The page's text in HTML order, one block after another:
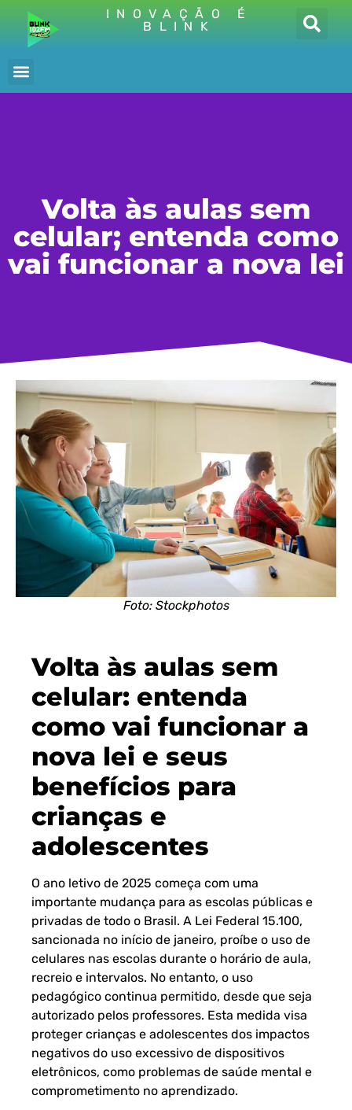
INOVAÇÃO É
BLINK
Volta às aulas sem
celular; entenda como
vai funcionar a nova lei
Foto: Stockphotos
Volta às aulas sem
celular: entenda
como vai funcionar a
nova lei e seus
benefícios para
crianças e
adolescentes
O ano letivo de 2025 começa com uma
importante mudança para as escolas públicas e
privadas de todo o Brasil. A Lei Federal 15.100,
sancionada no início de janeiro, proíbe o uso de
celulares nas escolas durante o horário de aula,
recreio e intervalos. No entanto, o uso
pedagógico continua permitido, desde que seja
autorizado pelos professores. Esta medida visa
proteger crianças e adolescentes dos impactos
negativos do uso excessivo de dispositivos
eletrônicos, como problemas de saúde mental e
comprometimento no aprendizado.